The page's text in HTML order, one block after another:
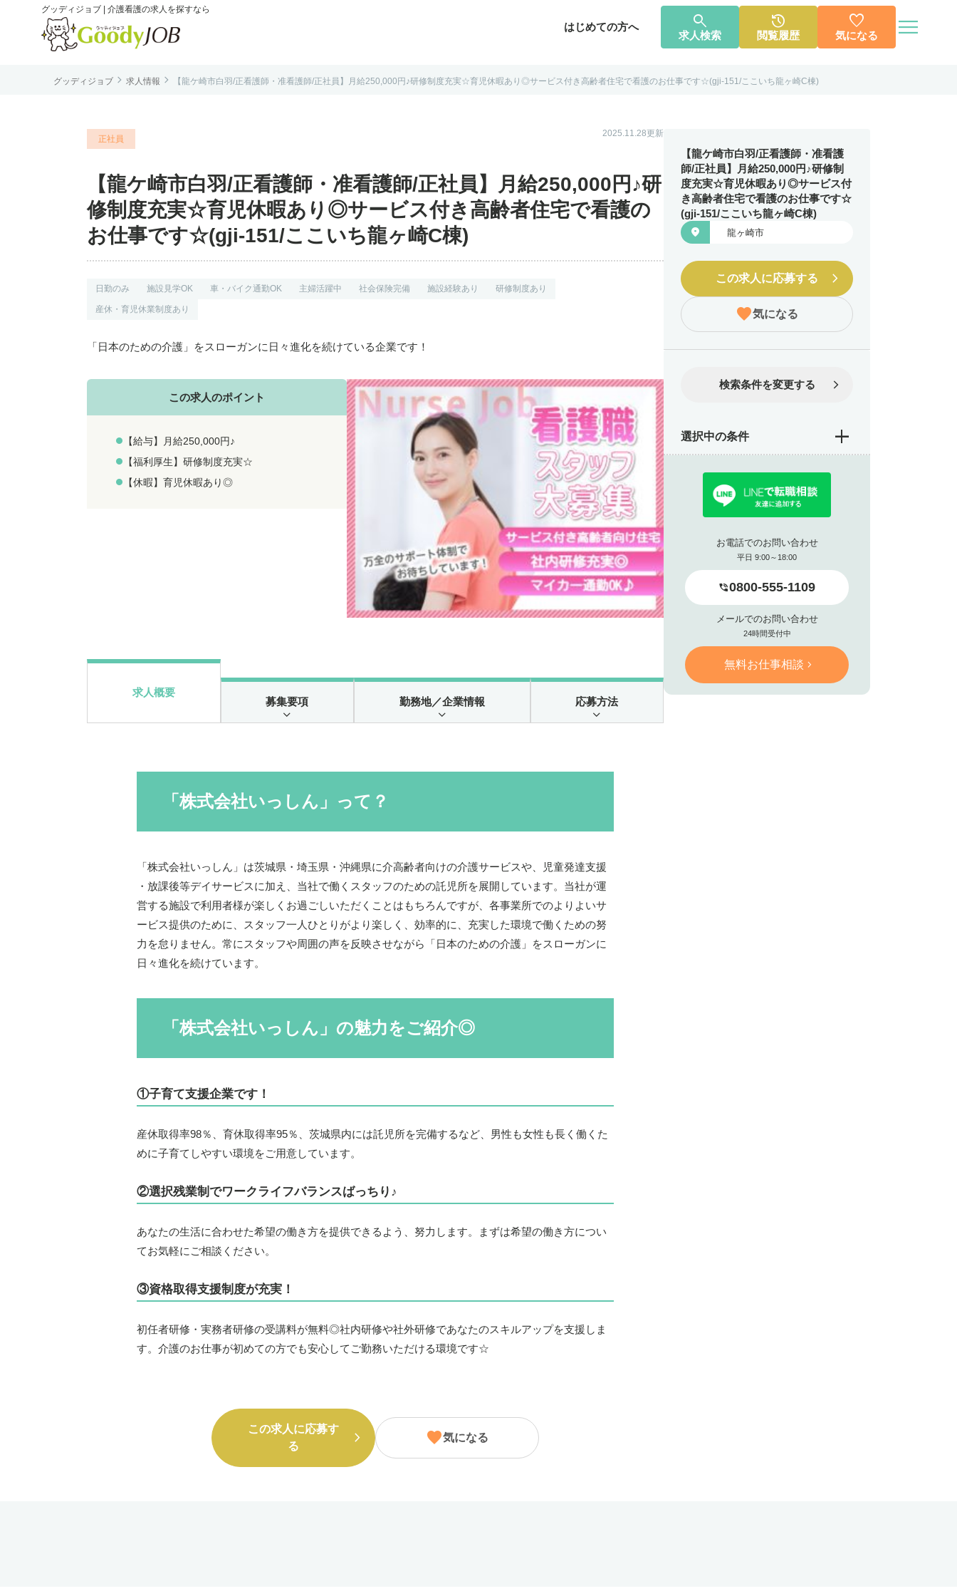
グッディジョブ | 介護看護の求人を探すなら
はじめての方へ 
求人検索

閲覧履歴

気になる 
はじめての方へ よくあるご質問 転職お役立ち情報 運営会社案内 個人情報保護方針 利用規約 お知らせ
グッディジョブ  求人情報  【龍ケ崎市白羽/正看護師・准看護師/正社員】月給250,000円♪研修制度充実☆育児休暇あり◎サービス付き高齢者住宅で看護のお仕事です☆(gji-151/ここいち龍ヶ崎C棟)
2025.11.28更新
正社員
【龍ケ崎市白羽/正看護師・准看護師/正社員】月給250,000円♪研
修制度充実☆育児休暇あり◎サービス付き高齢者住宅で看護の
お仕事です☆(gji-151/ここいち龍ヶ崎C棟)
日勤のみ 施設見学OK 車・バイク通勤OK 主婦活躍中 社会保険完備 施設経験あり 研修制度あり
産休・育児休業制度あり
「日本のための介護」をスローガンに日々進化を続けている企業です！
この求人のポイント
【給与】月給250,000円♪
【福利厚生】研修制度充実☆
【休暇】育児休暇あり◎
求人概要
募集要項 勤務地／企業情報 応募方法
「株式会社いっしん」って？
「株式会社いっしん」は茨城県・埼玉県・沖縄県に介高齢者向けの介護サービスや、児童発達支援
・放課後等デイサービスに加え、当社で働くスタッフのための託児所を展開しています。当社が運
営する施設で利用者様が楽しくお過ごしいただくことはもちろんですが、各事業所でのよりよいサ
ービス提供のために、スタッフ一人ひとりがより楽しく、効率的に、充実した環境で働くための努
力を怠りません。常にスタッフや周囲の声を反映させながら「日本のための介護」をスローガンに
日々進化を続けています。
「株式会社いっしん」の魅力をご紹介◎
①子育て支援企業です！
産休取得率98％、育休取得率95％、茨城県内には託児所を完備するなど、男性も女性も長く働くた
めに子育てしやすい環境をご用意しています。
②選択残業制でワークライフバランスばっちり♪
あなたの生活に合わせた希望の働き方を提供できるよう、努力します。まずは希望の働き方につい
てお気軽にご相談ください。
③資格取得支援制度が充実！
初任者研修・実務者研修の受講料が無料◎社内研修や社外研修であなたのスキルアップを支援しま
す。介護のお仕事が初めての方でも安心してご勤務いただける環境です☆
この求人に応募す
る
気になる
【龍ケ崎市白羽/正看護師・准看護
師/正社員】月給250,000円♪研修制
度充実☆育児休暇あり◎サービス付
き高齢者住宅で看護のお仕事です☆
(gji-151/ここいち龍ヶ崎C棟)
 龍ヶ崎市
この求人に応募する
気になる
検索条件を変更する
選択中の条件
お電話でのお問い合わせ
平日 9:00～18:00
0800-555-1109
メールでのお問い合わせ
24時間受付中
無料お仕事相談